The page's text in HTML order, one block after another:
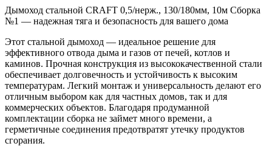
Дымоход стальной CRAFT 0,5/нерж., 130/180мм, 10м Сборка
№1 — надежная тяга и безопасность для вашего дома
Этот стальной дымоход — идеальное решение для
эффективного отвода дыма и газов от печей, котлов и
каминов. Прочная конструкция из высококачественной стали
обеспечивает долговечность и устойчивость к высоким
температурам. Легкий монтаж и универсальность делают его
отличным выбором как для частных домов, так и для
коммерческих объектов. Благодаря продуманной
комплектации сборка не займет много времени, а
герметичные соединения предотвратят утечку продуктов
сгорания.